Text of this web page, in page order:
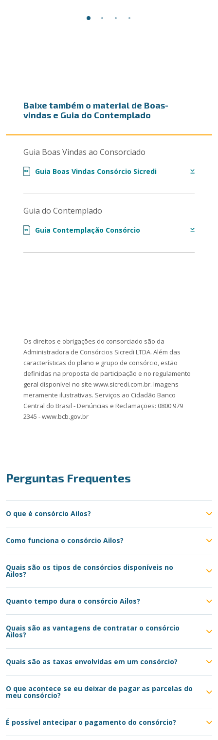
Baixe também o material de Boas-
vindas e Guia do Contemplado
Guia Boas Vindas ao Consorciado
Guia Boas Vindas Consórcio Sicredi
PDF
Guia do Contemplado
Guia Contemplação Consórcio
PDF
Os direitos e obrigações do consorciado são da
Administradora de Consórcios Sicredi LTDA. Além das
características do plano e grupo de consórcio, estão
definidas na proposta de participação e no regulamento
geral disponível no site www.sicredi.com.br. Imagens
meramente ilustrativas. Serviços ao Cidadão Banco
Central do Brasil - Denúncias e Reclamações: 0800 979
2345 - www.bcb.gov.br
Perguntas Frequentes
O que é consórcio Ailos?
Como funciona o consórcio Ailos?
Quais são os tipos de consórcios disponíveis no
Ailos?
Quanto tempo dura o consórcio Ailos?
Quais são as vantagens de contratar o consórcio
Ailos?
Quais são as taxas envolvidas em um consórcio?
O que acontece se eu deixar de pagar as parcelas do
meu consórcio?
É possível antecipar o pagamento do consórcio?